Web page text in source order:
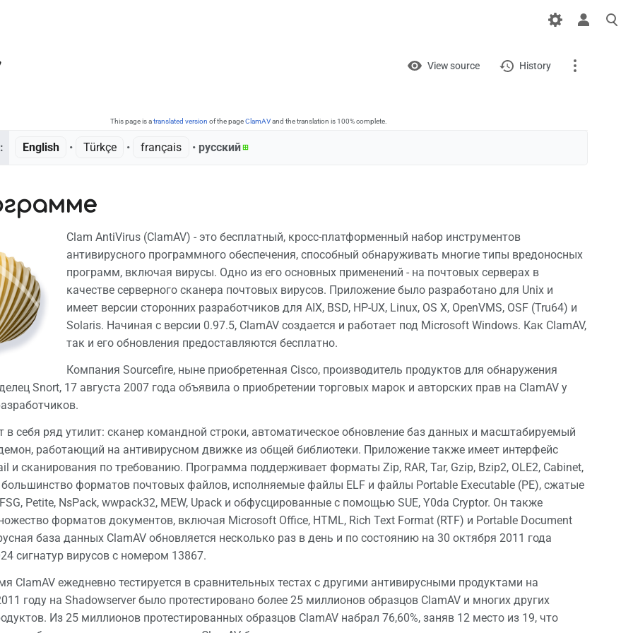
ViewView source History
Permanent link
Page information
This page is atranslated version of the pageClamAVand the translation is 100% complete.
English • ‎ Türkçe • ‎ français • ‎ русский
Clam AntiVirus (ClamAV) - это бесплатный, кросс-платформенный набор инструментов
антивирусного программного обеспечения, способный обнаруживать многие типы вредоносных
программ, включая вирусы. Одно из его основных применений - на почтовых серверах в
качестве серверного сканера почтовых вирусов. Приложение было разработано для Unix и
имеет версии сторонних разработчиков для AIX, BSD, HP-UX, Linux, OS X, OpenVMS, OSF (Tru64) и
Solaris. Начиная с версии 0.97.5, ClamAV создается и работает под Microsoft Windows. Как ClamAV,
так и его обновления предоставляются бесплатно.
Компания Sourcefire, ныне приобретенная Cisco, производитель продуктов для обнаружения
Snort, 17 августа 2007 года объявила о приобретении торговых марок и авторских прав на ClamAV у
в себя ряд утилит: сканер командной строки, автоматическое обновление баз данных и масштабируемый
работающий на антивирусном движке из общей библиотеки. Приложение также имеет интерфейс
и сканирования по требованию. Программа поддерживает форматы Zip, RAR, Tar, Gzip, Bzip2, OLE2, Cabinet,
большинство форматов почтовых файлов, исполняемые файлы ELF и файлы Portable Executable (PE), сжатые
Petite, NsPack, wwpack32, MEW, Upack и обфусцированные с помощью SUE, Y0da Cryptor. Он также
форматов документов, включая Microsoft Office, HTML, Rich Text Format (RTF) и Portable Document
база данных ClamAV обновляется несколько раз в день и по состоянию на 30 октября 2011 года
сигнатур вирусов с номером 13867.
ClamAV ежедневно тестируется в сравнительных тестах с другими антивирусными продуктами на
году на Shadowserver было протестировано более 25 миллионов образцов ClamAV и многих других
Из 25 миллионов протестированных образцов ClamAV набрал 76,60%, заняв 12 место из 19, что